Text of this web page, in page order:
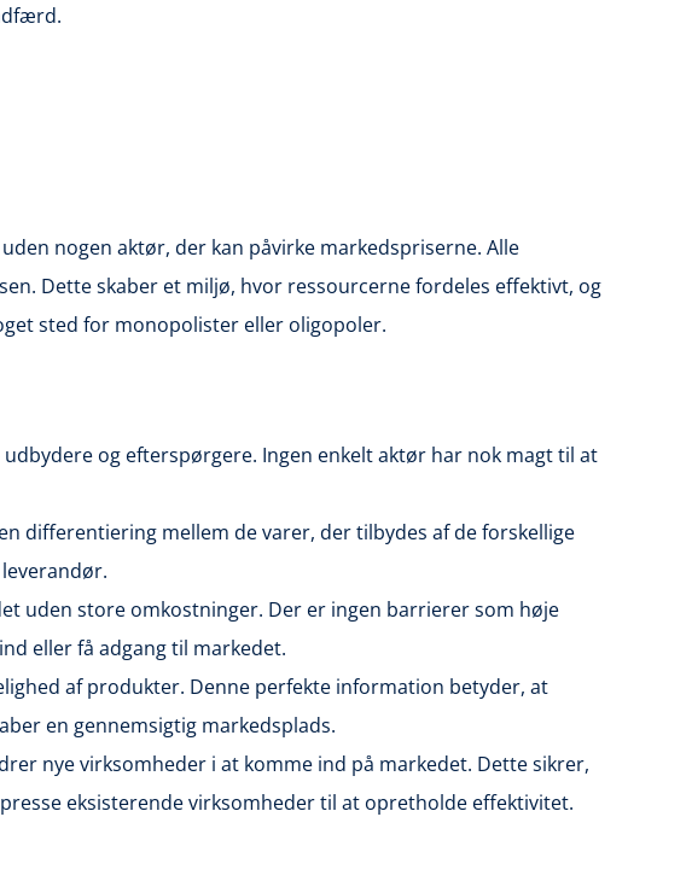
nogen aktør, der kan påvirke markedspriserne. Alle
Dette skaber et miljø, hvor ressourcerne fordeles effektivt, og
sted for monopolister eller oligopoler.
og efterspørgere. Ingen enkelt aktør har nok magt til at
differentiering mellem de varer, der tilbydes af de forskellige
uden store omkostninger. Der er ingen barrierer som høje
eller få adgang til markedet.
af produkter. Denne perfekte information betyder, at
en gennemsigtig markedsplads.
nye virksomheder i at komme ind på markedet. Dette sikrer,
eksisterende virksomheder til at opretholde effektivitet.